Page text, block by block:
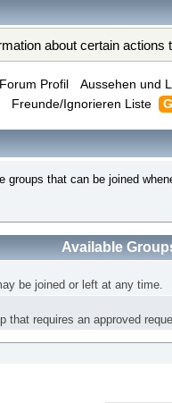
about certain
Forum Profil
Aussehen und
Freunde/Ignorieren Liste
groups that can be joined
Available
be joined or left at any time.
that requires an approved